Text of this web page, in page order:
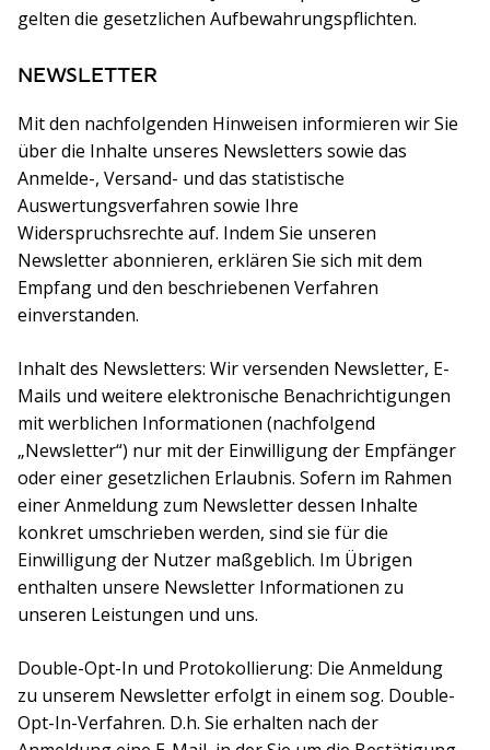
gelten die gesetzlichen Aufbewahrungspflichten.
NEWSLETTER
Mit den nachfolgenden Hinweisen informieren wir Sie
über die Inhalte unseres Newsletters sowie das
Anmelde-, Versand- und das statistische
Auswertungsverfahren sowie Ihre
Widerspruchsrechte auf. Indem Sie unseren
Newsletter abonnieren, erklären Sie sich mit dem
Empfang und den beschriebenen Verfahren
einverstanden.
Inhalt des Newsletters: Wir versenden Newsletter, E-
Mails und weitere elektronische Benachrichtigungen
mit werblichen Informationen (nachfolgend
„Newsletter“) nur mit der Einwilligung der Empfänger
oder einer gesetzlichen Erlaubnis. Sofern im Rahmen
einer Anmeldung zum Newsletter dessen Inhalte
konkret umschrieben werden, sind sie für die
Einwilligung der Nutzer maßgeblich. Im Übrigen
enthalten unsere Newsletter Informationen zu
unseren Leistungen und uns.
Double-Opt-In und Protokollierung: Die Anmeldung
zu unserem Newsletter erfolgt in einem sog. Double-
Opt-In-Verfahren. D.h. Sie erhalten nach der